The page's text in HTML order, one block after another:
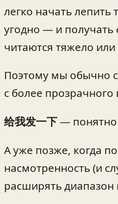
легко начать лепить
угодно — и
читаются тяжело или
Поэтому мы обычно
с более прозрачного
给我发一下— понятно
А уже позже, когда
насмотренность (и
расширять диапазон